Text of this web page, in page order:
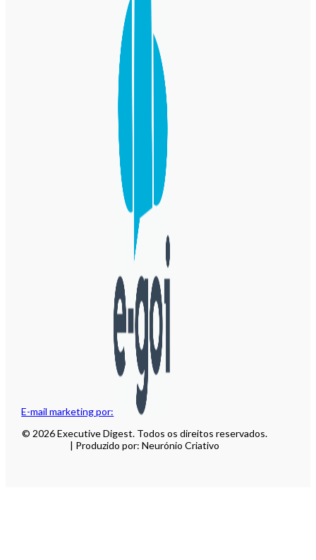
E-mail marketing por:
© 2026 Executive Digest. Todos os direitos reservados.
| Produzido por: Neurónio Criativo